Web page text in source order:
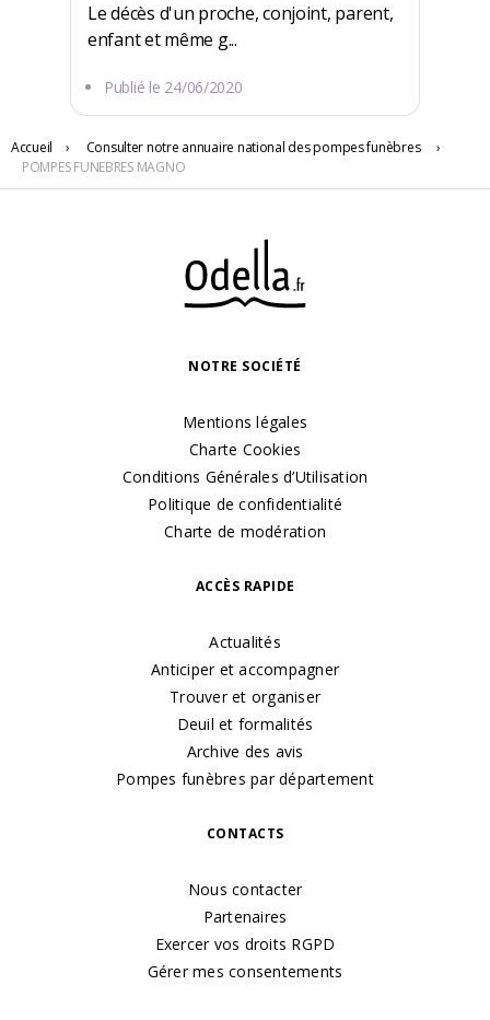
5 PL DE L HOTEL DE VILLE
21470 Brazey-en-Plaine
Le décès d'un proche, conjoint, parent,
enfant et même g...
Publié le 24/06/2020
Accueil › Consulter notre annuaire national des pompes funèbres
›
POMPES FUNEBRES MAGNO
NOTRE SOCIÉTÉ
Mentions légales
Charte Cookies
Conditions Générales d’Utilisation
Politique de confidentialité
Charte de modération
ACCÈS RAPIDE
Actualités
Anticiper et accompagner
Trouver et organiser
Deuil et formalités
Archive des avis
Pompes funèbres par département
CONTACTS
Nous contacter
Partenaires
Exercer vos droits RGPD
Gérer mes consentements